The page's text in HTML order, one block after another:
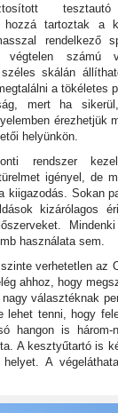
hozzá tartoztak a
rendelkező
számú
skálán
a tökéletes
mert ha sikerül,
érezhetjük
helyünkön.
rendszer
igényel, de
kiigazodás. Sokan
kizárólagos
használata sem.
verhetetlen az
ahhoz, hogy
választéknak
lehet tenni, hogy
hangon is
A kesztyűtartó is
helyet. A